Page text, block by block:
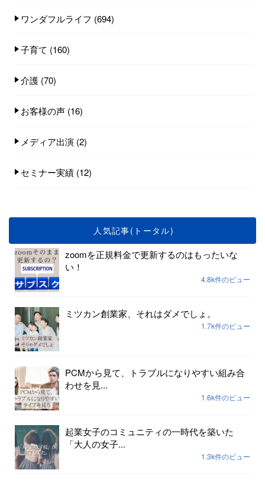
ワンダフルライフ (694)
子育て (160)
介護 (70)
お客様の声 (16)
メディア出演 (2)
セミナー実績 (12)
人気記事(トータル)
zoomを正規料金で更新するのはもったいな
い！
4.8k件のビュー
ミツカン創業家、それはダメでしょ。
1.7k件のビュー
PCMから見て、トラブルになりやすい組み合
わせを見...
1.6k件のビュー
起業女子のコミュニティの一時代を築いた
「大人の女子...
1.3k件のビュー